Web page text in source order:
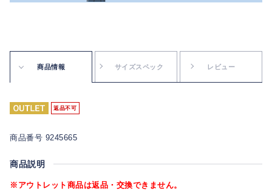
商品情報 サイズスペック レビュー
返品不可
商品番号 9245665
商品説明
※アウトレット商品は返品・交換できません。